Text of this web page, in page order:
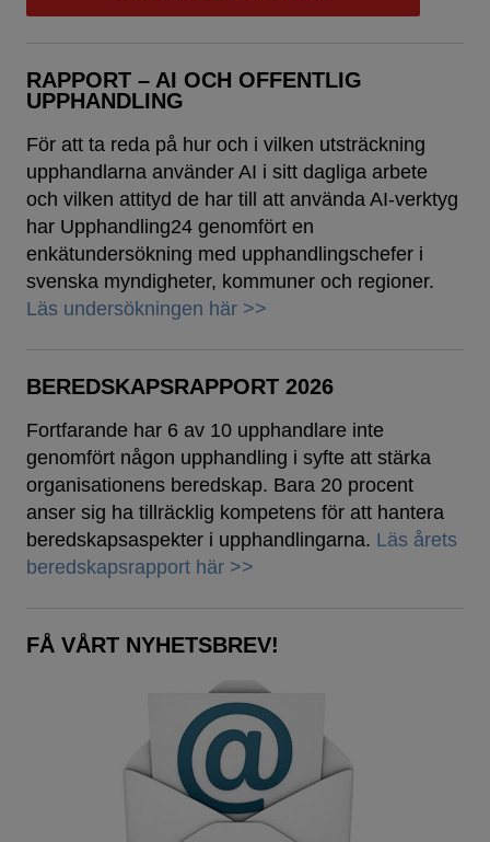
RAPPORT – AI OCH OFFENTLIG
UPPHANDLING
För att ta reda på hur och i vilken utsträckning
upphandlarna använder AI i sitt dagliga arbete
och vilken attityd de har till att använda AI-verktyg
har Upphandling24 genomfört en
enkätundersökning med upphandlingschefer i
svenska myndigheter, kommuner och regioner.
Läs undersökningen här >>
BEREDSKAPSRAPPORT 2026
Fortfarande har 6 av 10 upphandlare inte
genomfört någon upphandling i syfte att stärka
organisationens beredskap. Bara 20 procent
anser sig ha tillräcklig kompetens för att hantera
beredskapsaspekter i upphandlingarna. Läs årets
beredskapsrapport här >>
FÅ VÅRT NYHETSBREV!